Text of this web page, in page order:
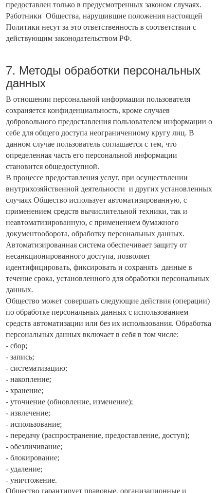
предоставлен только в предусмотренных законом случаях.
Работники Общества, нарушившие положения настоящей
Политики несут за это ответственность в соответствии с
действующим законодательством РФ.
7. Методы обработки персональных
данных
В отношении персональной информации пользователя
сохраняется конфиденциальность, кроме случаев
добровольного предоставления пользователем информации о
себе для общего доступа неограниченному кругу лиц. В
данном случае пользователь соглашается с тем, что
определенная часть его персональной информации
становится общедоступной.
В процессе предоставления услуг, при осуществлении
внутрихозяйственной деятельности и других установленных
случаях Общество использует автоматизированную, с
применением средств вычислительной техники, так и
неавтоматизированную, с применением бумажного
документооборота, обработку персональных данных.
Автоматизированная система обеспечивает защиту от
несанкционированного доступа, позволяет
идентифицировать, фиксировать и сохранять данные в
течение срока, установленного для обработки персональных
данных.
Общество может совершать следующие действия (операции)
по обработке персональных данных с использованием
средств автоматизации или без их использования. Обработка
персональных данных включает в себя в том числе:
- сбор;
- запись;
- систематизацию;
- накопление;
- хранение;
- уточнение (обновление, изменение);
- извлечение;
- использование;
- передачу (распространение, предоставление, доступ);
- обезличивание;
- блокирование;
- удаление;
- уничтожение.
Общество гарантирует правовые, организационные и